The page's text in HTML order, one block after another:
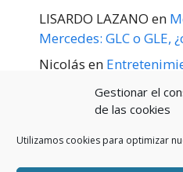
Gestionar el
de las cookies
Utilizamos cookies para optimizar
LISARDO LAZANO en
Mercedes: GLC o GLE,
Nicolás en
trasero para el GLE /
principios de 2020